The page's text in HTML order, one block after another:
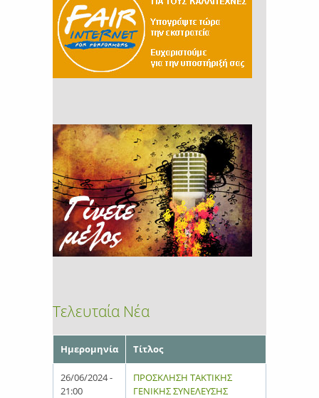
Τελευταία Νέα
Ημερομηνία Τίτλος
26/06/2024 -
21:00
ΠΡΟΣΚΛΗΣΗ ΤΑΚΤΙΚΗΣ
ΓΕΝΙΚΗΣ ΣΥΝΕΛΕΥΣΗΣ